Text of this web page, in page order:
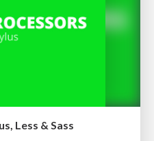
Less & Sass